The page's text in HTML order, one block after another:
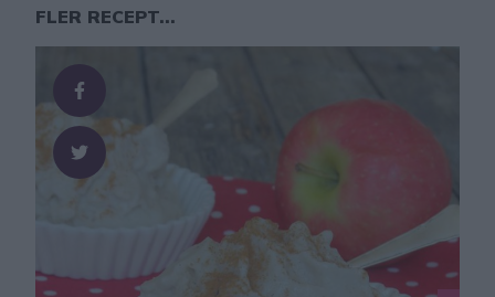
FLER RECEPT...